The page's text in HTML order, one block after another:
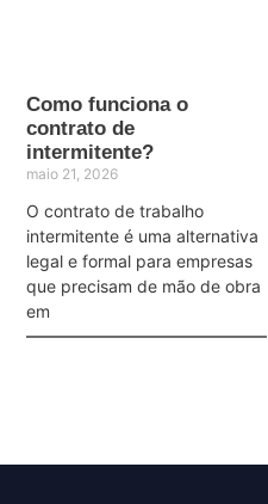
Como funciona o
contrato de
intermitente?
maio 21, 2026
O contrato de trabalho
intermitente é uma alternativa
legal e formal para empresas
que precisam de mão de obra
em